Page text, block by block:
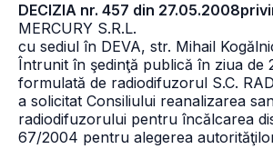
DECIZIA nr. 457 din
MERCURY S.R.L.
cu sediul în DEVA, str. Mihail
Întrunit în şedinţă publică în ziua de
formulată de radiodifuzorul S.C.
a solicitat Consiliului reanalizarea
radiodifuzorului pentru încălcarea
67/2004 pentru alegerea